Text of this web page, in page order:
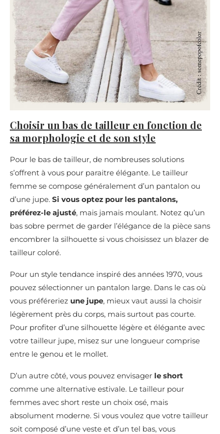
Choisir un bas de tailleur en fonction de
sa morphologie et de son style
Pour le bas de tailleur, de nombreuses solutions
s’offrent à vous pour paraitre élégante. Le tailleur
femme se compose généralement d’un pantalon ou
d’une jupe. Si vous optez pour les pantalons,
préférez-le ajusté, mais jamais moulant. Notez qu’un
bas sobre permet de garder l’élégance de la pièce sans
encombrer la silhouette si vous choisissez un blazer de
tailleur coloré.
Pour un style tendance inspiré des années 1970, vous
pouvez sélectionner un pantalon large. Dans le cas où
vous préféreriez une jupe, mieux vaut aussi la choisir
légèrement près du corps, mais surtout pas courte.
Pour profiter d’une silhouette légère et élégante avec
votre tailleur jupe, misez sur une longueur comprise
entre le genou et le mollet.
D’un autre côté, vous pouvez envisager le short
comme une alternative estivale. Le tailleur pour
femmes avec short reste un choix osé, mais
absolument moderne. Si vous voulez que votre tailleur
soit composé d’une veste et d’un tel bas, vous